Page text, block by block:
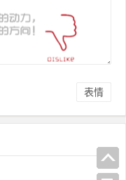
表情